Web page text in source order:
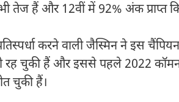
तेज हैं और 12वीं में 92% अंक प्राप्त
करने वाली जैस्मिन ने इस
रह चुकी हैं और इससे पहले 2022
चुकी हैं।